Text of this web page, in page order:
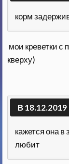
корм
мои креветки с
кверху)
В 18.12.2019
кажется она
любит